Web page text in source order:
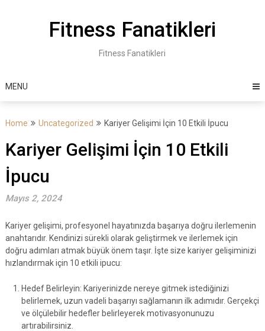
Fitness Fanatikleri
Fitness Fanatikleri
MENU
Home Uncategorized Kariyer Gelişimi İçin 10 Etkili İpucu
Kariyer Gelişimi İçin 10 Etkili
İpucu
Mayıs 2, 2024
Kariyer gelişimi, profesyonel hayatınızda başarıya doğru ilerlemenin
anahtarıdır. Kendinizi sürekli olarak geliştirmek ve ilerlemek için
doğru adımları atmak büyük önem taşır. İşte size kariyer gelişiminizi
hızlandırmak için 10 etkili ipucu:
Hedef Belirleyin: Kariyerinizde nereye gitmek istediğinizi
belirlemek, uzun vadeli başarıyı sağlamanın ilk adımıdır. Gerçekçi
ve ölçülebilir hedefler belirleyerek motivasyonunuzu
artırabilirsiniz.